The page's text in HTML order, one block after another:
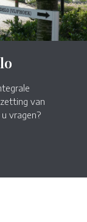
van
vragen?